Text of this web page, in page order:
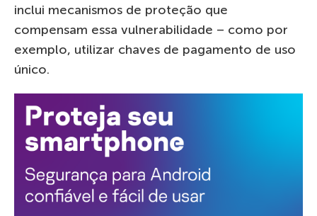
inclui mecanismos de proteção que
compensam essa vulnerabilidade – como por
exemplo, utilizar chaves de pagamento de uso
único.